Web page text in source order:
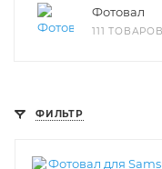
Фотовал
111 ТОВАРОВ
ФИЛЬТР